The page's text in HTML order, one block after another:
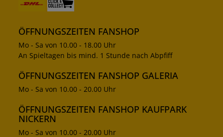
ÖFFNUNGSZEITEN FANSHOP
Mo - Sa von 10.00 - 18.00 Uhr
An Spieltagen bis mind. 1 Stunde nach Abpfiff
ÖFFNUNGSZEITEN FANSHOP GALERIA
Mo - Sa von 10.00 - 20.00 Uhr
ÖFFNUNGSZEITEN FANSHOP KAUFPARK
NICKERN
Mo - Sa von 10.00 - 20.00 Uhr